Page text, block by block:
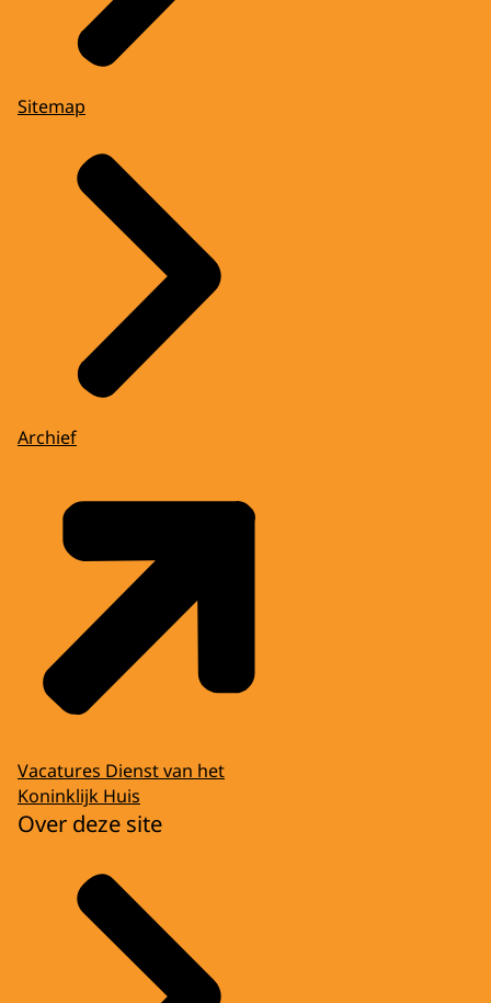
Sitemap
Archief
Vacatures Dienst van het
Koninklijk Huis
Over deze site